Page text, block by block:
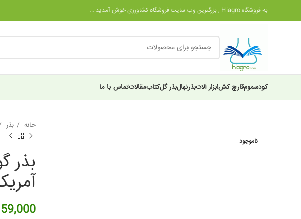
به فروشگاه Hiagro , بزرگترین وب سایت فروشگاه کشاورزی خوش آمدید ...
کودسمومقارچ کشابزار آلاتبذرنهالبذر گلکتابمقالاتتماس با ما
ناموجود
خانه بذر